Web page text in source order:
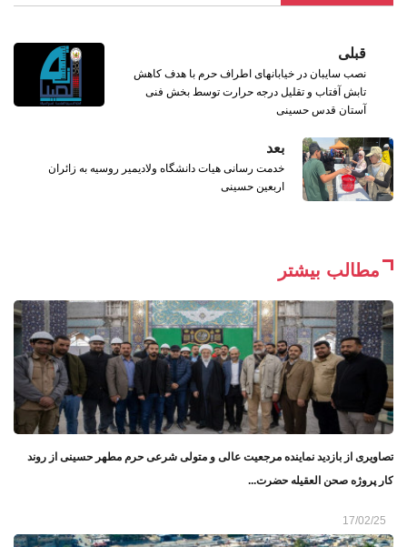
قبلی
نصب سایبان در خیابانهای اطراف حرم با هدف کاهش
تابش آفتاب و تقلیل درجه حرارت توسط بخش فنی
آستان قدس حسینی
بعد
خدمت رسانی هیات دانشگاه ولادیمیر روسیه ‏به زائران
اربعین حسینی
مطالب بیشتر
تصاویری از بازدید نماینده مرجعیت عالی و متولی شرعی حرم مطهر حسینی از روند
کار پروژه صحن العقیله حضرت...
17/02/25